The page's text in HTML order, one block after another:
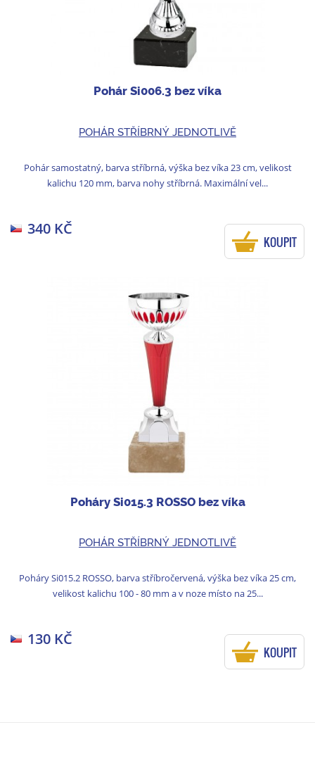
Pohár Si006.3 bez víka
POHÁR STŘÍBRNÝ JEDNOTLIVĚ
Pohár samostatný, barva stříbrná, výška bez víka 23 cm, velikost
kalichu 120 mm, barva nohy stříbrná. Maximální vel...
340 KČ
KOUPIT
Poháry Si015.3 ROSSO bez víka
POHÁR STŘÍBRNÝ JEDNOTLIVĚ
Poháry Si015.2 ROSSO, barva stříbročervená, výška bez víka 25 cm,
velikost kalichu 100 - 80 mm a v noze místo na 25...
130 KČ
KOUPIT